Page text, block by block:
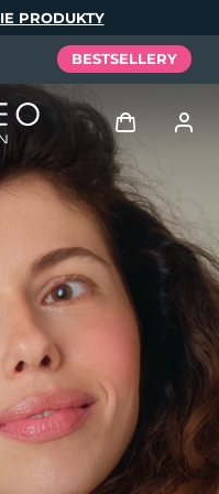
PRODUKTY
BESTSELLERY
Zaloguj
Profil użytkownika
Moje urządzenia
Moje zamówienia
Moje adresy
Moje subskrypcje
Español
Português
Русский
繁體中文